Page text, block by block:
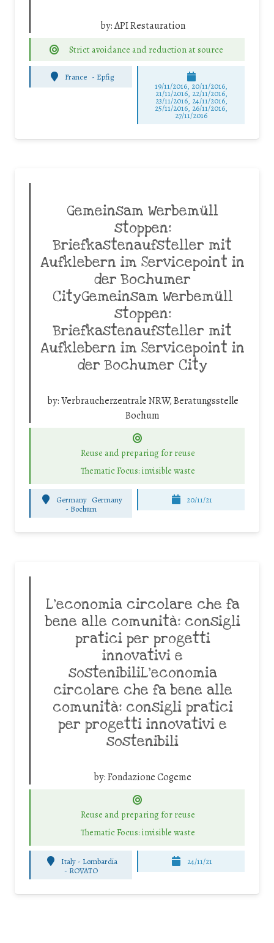
by:API Restauration
Strict avoidance and reduction at source
France - Epfig
19/11/2016, 20/11/2016,
21/11/2016, 22/11/2016,
23/11/2016, 24/11/2016,
25/11/2016, 26/11/2016,
27/11/2016
Gemeinsam Werbemüll
stoppen:
Briefkastenaufsteller mit
Aufklebern im Servicepoint in
der Bochumer
CityGemeinsam Werbemüll
stoppen:
Briefkastenaufsteller mit
Aufklebern im Servicepoint in
der Bochumer City
by:Verbraucherzentrale NRW, Beratungsstelle
Bochum
Reuse and preparing for reuse
Thematic Focus: invisible waste
Germany Germany
- Bochum
20/11/21
L’economia circolare che fa
bene alle comunità: consigli
pratici per progetti
innovativi e
sostenibiliL’economia
circolare che fa bene alle
comunità: consigli pratici
per progetti innovativi e
sostenibili
by:Fondazione Cogeme
Reuse and preparing for reuse
Thematic Focus: invisible waste
Italy - Lombardia
- ROVATO
24/11/21